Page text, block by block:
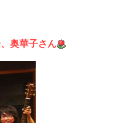
奥華子さん